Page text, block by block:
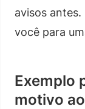
avisos antes.
você para
Exemplo
motivo